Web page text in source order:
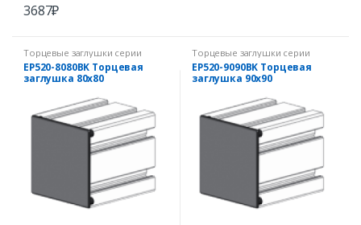
3687₽
Торцевые заглушки серии
EcoPRO
EP520-8080BK Торцевая
заглушка 80х80
Торцевые заглушки серии
EcoPRO
EP520-9090BK Торцевая
заглушка 90х90